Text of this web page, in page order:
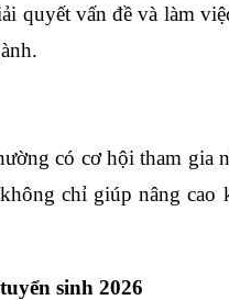
quyết vấn đề và làm
có cơ hội tham gia
chỉ giúp nâng
sinh 2026